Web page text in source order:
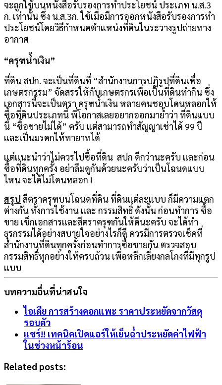
จะถูกใช้บนหนังสือรับรองการทำประโยชน์ ประเภท น.ส.3
ก. เท่านั้น ซึ่ง น.ส.3ก. ใช้เมื่อมีการออกหนังสือรับรองการทำ
ประโยชน์โดยวิธีกำหนดตำแหน่งที่ดินในระวางรูปถ่ายทาง
อากาศ
“ครุฑน้ำเงิน”
ที่ดิน สปก. จะเป็นที่ดินที่ “สำนักงานการปฏิรูปที่ดินเพื่อ
เกษตรกรรม” จัดสรรให้กับเกษตรกรเพื่อเป็นที่ดินทำกิน ซึ่ง
เอกสารนี้จะเป็นตรา ครุฑน้ำเงิน หลายคนชอบโดนหลอกให้
ซื้อที่ดินประเภทนี้ พี่โอกาสเลยอยากออกมาย้ำว่า ที่ดินแบบ
นี้ “ซื้อขายไม่ได้” ครับ แต่สามารถทำสัญญาเช่าได้ 99 ปี
และเป็นมรดกให้ทายาทได้
แต่แนะนำว่าไม่ควรไปซื้อที่ดิน สปก ดีกว่านะครับ และก่อน
ซื้อที่ดินทุกครั้ง อย่าลืมดูกันด้วยนะครับว่าเป็นโฉนดแบบ
ไหน จะได้ไม่โดนหลอก !
สรุป สีตราครุฑบนโฉนดที่ดิน ที่ดินแต่ละแบบ ก็มีความแตก
ต่างกัน ทั้งการใช้งาน และ กรรมสิทธิ์ ดังนั้น ก่อนทำการ ซื้อ
ขาย เช็กเอกสารและสีตราครุฑกันให้ดีนะครับ จะได้ทำ
ธุรกรรมได้อย่างสบายใจอย่างไรก็ดี ควรมีการตรวจเช็คที่
สำนักงานที่ดินทุกครั้งก่อนทำการซื้อขายกัน ตรวจสอบ
กรรมสิทธิ์ทุกอย่างให้ครบถ้วน เพื่อหลีกเลี่ยงกลโกงที่มีทุกรูป
แบบ
บทความอื่นที่น่าสนใจ
ไอเดีย การสร้างคอกแพะ ราคาประหยัดจากวัสดุ
รอบตัว
แชร์!! เทคนิคเปิดแอร์ให้เย็นฉ่ำประหยัดค่าไฟฟ้า
ในช่วงหน้าร้อน
Related posts: